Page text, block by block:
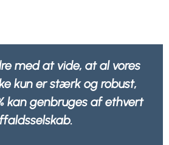
med at vide, at al vores
kun er stærk og robust,
kan genbruges af ethvert